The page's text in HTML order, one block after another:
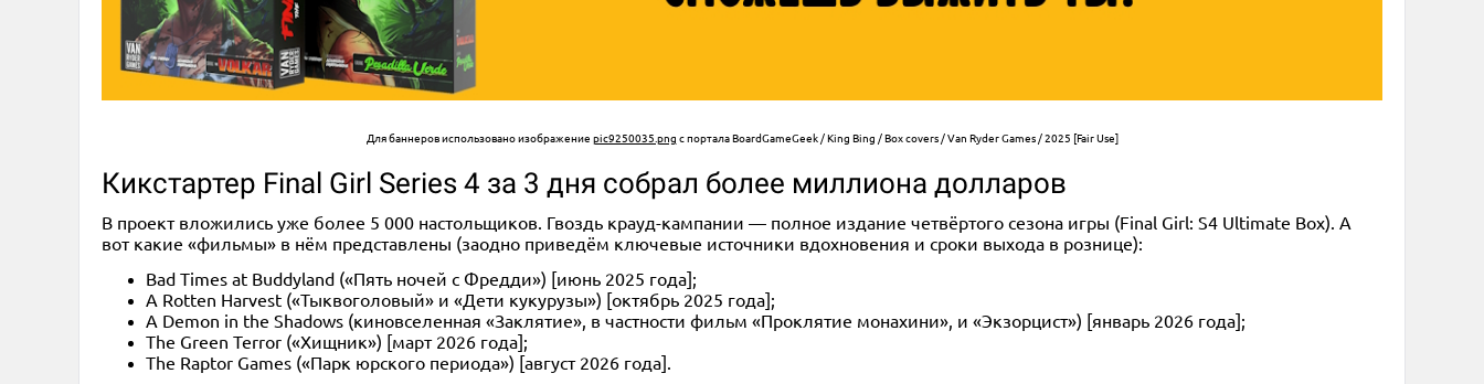
Для баннеров использовано изображение pic9250035.png с портала BoardGameGeek / King Bing / Box covers / Van Ryder Games / 2025 [Fair Use]
Кикстартер Final Girl Series 4 за 3 дня собрал более миллиона долларов
В проект вложились уже более 5 000 настольщиков. Гвоздь крауд-кампании — полное издание четвёртого сезона игры (Final Girl: S4 Ultimate Box). А
вот какие «фильмы» в нём представлены (заодно приведём ключевые источники вдохновения и сроки выхода в рознице):
Bad Times at Buddyland («Пять ночей с Фредди») [июнь 2025 года];
A Rotten Harvest («Тыквоголовый» и «Дети кукурузы») [октябрь 2025 года];
A Demon in the Shadows (киновселенная «Заклятие», в частности фильм «Проклятие монахини», и «Экзорцист») [январь 2026 года];
The Green Terror («Хищник») [март 2026 года];
The Raptor Games («Парк юрского периода») [август 2026 года].